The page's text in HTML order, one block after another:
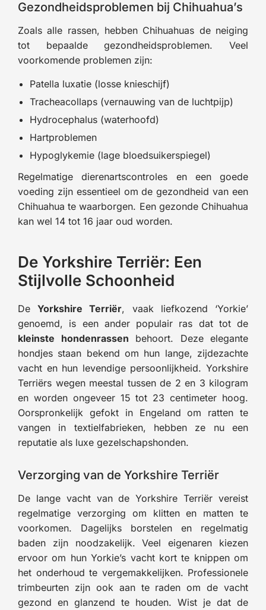
Gezondheidsproblemen bij Chihuahua’s
Zoals alle rassen, hebben Chihuahuas de neiging
tot bepaalde gezondheidsproblemen. Veel
voorkomende problemen zijn:
Patella luxatie (losse knieschijf)
Tracheacollaps (vernauwing van de luchtpijp)
Hydrocephalus (waterhoofd)
Hartproblemen
Hypoglykemie (lage bloedsuikerspiegel)
Regelmatige dierenartscontroles en een goede
voeding zijn essentieel om de gezondheid van een
Chihuahua te waarborgen. Een gezonde Chihuahua
kan wel 14 tot 16 jaar oud worden.
De Yorkshire Terriër: Een
Stijlvolle Schoonheid
DeYorkshire Terriër, vaak liefkozend ‘Yorkie’
genoemd, is een ander populair ras dat tot de
kleinste hondenrassen behoort. Deze elegante
hondjes staan bekend om hun lange, zijdezachte
vacht en hun levendige persoonlijkheid. Yorkshire
Terriërs wegen meestal tussen de 2 en 3 kilogram
en worden ongeveer 15 tot 23 centimeter hoog.
Oorspronkelijk gefokt in Engeland om ratten te
vangen in textielfabrieken, hebben ze nu een
reputatie als luxe gezelschapshonden.
Verzorging van de Yorkshire Terriër
De lange vacht van de Yorkshire Terriër vereist
regelmatige verzorging om klitten en matten te
voorkomen. Dagelijks borstelen en regelmatig
baden zijn noodzakelijk. Veel eigenaren kiezen
ervoor om hun Yorkie’s vacht kort te knippen om
het onderhoud te vergemakkelijken. Professionele
trimbeurten zijn ook aan te raden om de vacht
gezond en glanzend te houden. Wist je dat de